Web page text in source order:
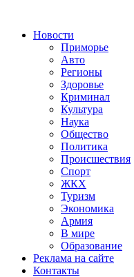
Новости
Приморье
Авто
Регионы
Здоровье
Криминал
Культура
Наука
Общество
Политика
Происшествия
Спорт
ЖКХ
Туризм
Экономика
Армия
В мире
Образование
Реклама на сайте
Контакты